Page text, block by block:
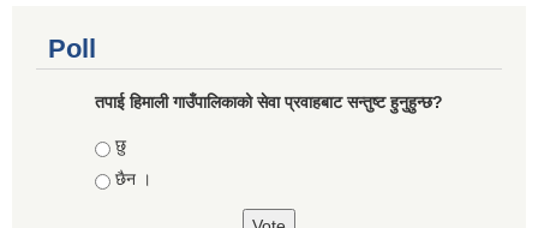
Poll
तपाई हिमाली गाउँपालिकाको सेवा प्रवाहबाट सन्तुष्ट हुनुहुन्छ?
Choices
छु
छैन ।